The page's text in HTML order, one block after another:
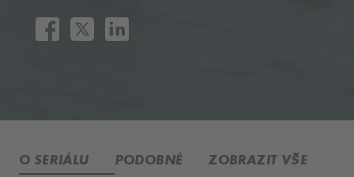
O SERIÁLU PODOBNÉ ZOBRAZIT VŠE